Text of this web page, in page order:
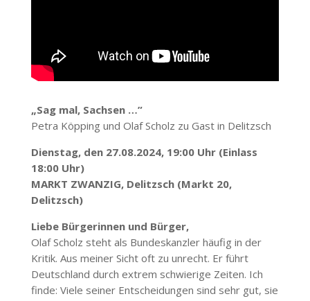
„Sag mal, Sachsen …”
Petra Köpping und Olaf Scholz zu Gast in Delitzsch
Dienstag, den 27.08.2024, 19:00 Uhr (Einlass
18:00 Uhr)
MARKT ZWANZIG, Delitzsch (Markt 20,
Delitzsch)
Liebe Bürge­rinnen und Bürger,
Olaf Scholz steht als Bundes­kanzler häufig in der
Kritik. Aus meiner Sicht oft zu unrecht. Er führt
Deutschland durch extrem schwierige Zeiten. Ich
finde: Viele seiner Entschei­dungen sind sehr gut, sie